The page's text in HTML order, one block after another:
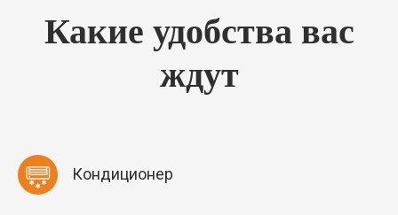
Какие удобства вас
ждут
Кондиционер